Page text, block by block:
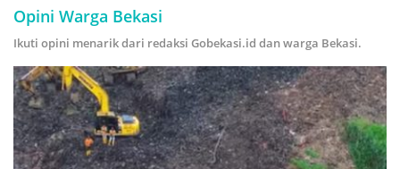
Opini Warga Bekasi
Ikuti opini menarik dari redaksi Gobekasi.id dan warga Bekasi.